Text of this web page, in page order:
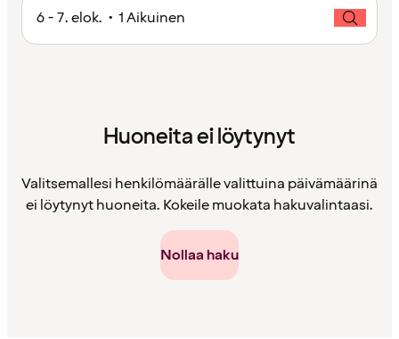
6 - 7. elok. • 1 Aikuinen
Huoneita ei löytynyt
Valitsemallesi henkilömäärälle valittuina päivämäärinä
ei löytynyt huoneita. Kokeile muokata hakuvalintaasi.
Nollaa haku